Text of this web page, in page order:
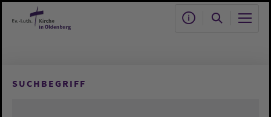
Zum Hauptinhalt springen
SUCHBEGRIFF